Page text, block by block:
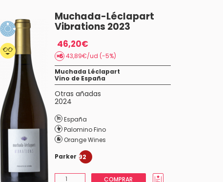
Muchada-Léclapart
Vibrations 2023
46,20€
43,89€/ud (-5%)
Muchada Léclapart
Vino de España
Otras añadas
2024
España
Palomino Fino
Orange Wines
Parker 92
COMPRAR